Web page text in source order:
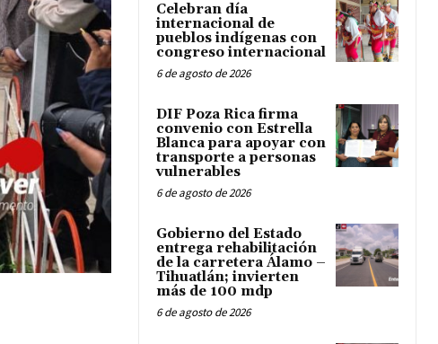
Celebran día
internacional de
pueblos indígenas con
congreso internacional
6 de agosto de 2026
DIF Poza Rica firma
convenio con Estrella
Blanca para apoyar con
transporte a personas
vulnerables
6 de agosto de 2026
Gobierno del Estado
entrega rehabilitación
de la carretera Álamo –
Tihuatlán; invierten
más de 100 mdp
6 de agosto de 2026